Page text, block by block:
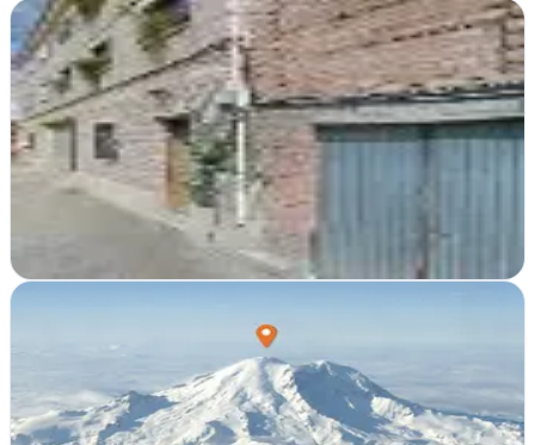
Amunidex, S.L. - Diseño de Páginas Web
Cordovín, La Rioja
Desde Cordovín crean sitios web a medida, gestionan tu presencia
online y diseñan la identidad visual que tu empresa necesita.
Alojamiento web incluido
Ver ficha
Cima Digital SEO y Diseño Web en Logroño
Logroño, La Rioja
En Logroño, Cima Digital posiciona negocios en buscadores y crea